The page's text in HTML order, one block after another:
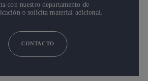
con nuestro departamento de
o solicita material adicional.
CONTACTO